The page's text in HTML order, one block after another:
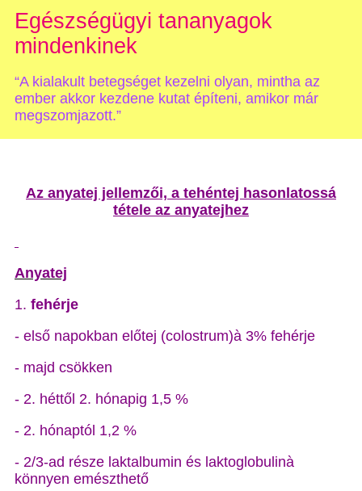
Egészségügyi tananyagok
mindenkinek
“A kialakult betegséget kezelni olyan, mintha az
ember akkor kezdene kutat építeni, amikor már
megszomjazott.”
Az anyatej jellemzői, a tehéntej hasonlatossá
tétele az anyatejhez
Anyatej
1. fehérje
- első napokban előtej (colostrum)à 3% fehérje
- majd csökken
- 2. héttől 2. hónapig 1,5 %
- 2. hónaptól 1,2 %
- 2/3-ad része laktalbumin és laktoglobulinà
könnyen emészthető